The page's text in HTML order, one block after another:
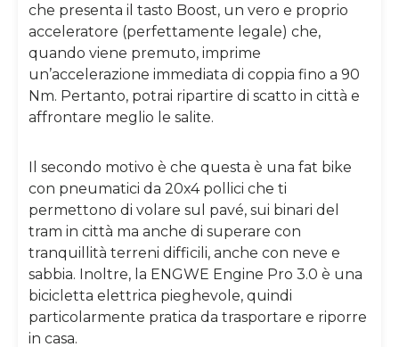
che presenta il tasto Boost, un vero e proprio
acceleratore (perfettamente legale) che,
quando viene premuto, imprime
un’accelerazione immediata di coppia fino a 90
Nm. Pertanto, potrai ripartire di scatto in città e
affrontare meglio le salite.
Il secondo motivo è che questa è una fat bike
con pneumatici da 20x4 pollici che ti
permettono di volare sul pavé, sui binari del
tram in città ma anche di superare con
tranquillità terreni difficili, anche con neve e
sabbia. Inoltre, la ENGWE Engine Pro 3.0 è una
bicicletta elettrica pieghevole, quindi
particolarmente pratica da trasportare e riporre
in casa.